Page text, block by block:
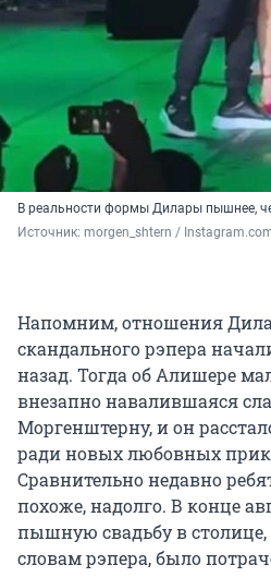
В реальности формы Дилары пышнее,
Источник: morgen_shtern /
Напомним, отношения
скандального рэпера
назад. Тогда об Алишере
внезапно навалившаяся
Моргенштерну, и он
ради новых любовных
Сравнительно недавно
похоже, надолго. В конце
пышную свадьбу в столице,
словам рэпера, было